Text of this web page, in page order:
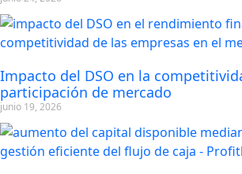
Impacto del DSO en la
participación de mercado
junio 19, 2026